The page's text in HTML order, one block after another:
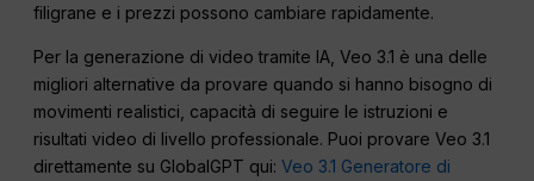
filigrane e i prezzi possono cambiare rapidamente.
Per la generazione di video tramite IA, Veo 3.1 è una delle
migliori alternative da provare quando si hanno bisogno di
movimenti realistici, capacità di seguire le istruzioni e
risultati video di livello professionale. Puoi provare Veo 3.1
direttamente su GlobalGPT qui:Veo 3.1 Generatore di